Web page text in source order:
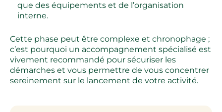
que des équipements et de l’organisation
interne.
Cette phase peut être complexe et chronophage ;
c’est pourquoi un accompagnement spécialisé est
vivement recommandé pour sécuriser les
démarches et vous permettre de vous concentrer
sereinement sur le lancement de votre activité.